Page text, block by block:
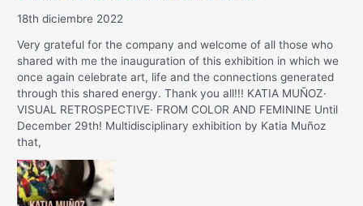
18th diciembre 2022
Very grateful for the company and welcome of all those who
shared with me the inauguration of this exhibition in which we
once again celebrate art, life and the connections generated
through this shared energy. Thank you all!!! KATIA MUÑOZ·
VISUAL RETROSPECTIVE· FROM COLOR AND FEMININE Until
December 29th! Multidisciplinary exhibition by Katia Muñoz
that,